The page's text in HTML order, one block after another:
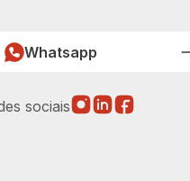
Whatsapp
sociais